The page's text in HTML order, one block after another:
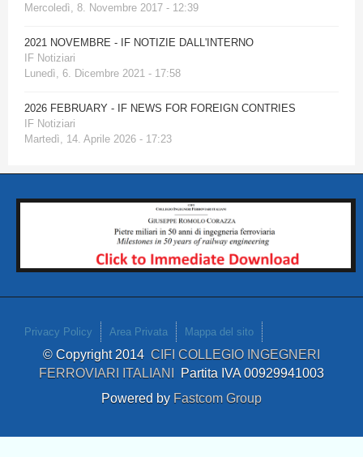
Mercoledì, 8. Novembre 2017 - 12:39
2021 NOVEMBRE - IF NOTIZIE DALL'INTERNO
IF Notiziari
Lunedì, 6. Dicembre 2021 - 17:58
2026 FEBRUARY - IF NEWS FOR FOREIGN CONTRIES
IF Notiziari
Martedì, 14. Aprile 2026 - 17:23
Privacy Policy Area Privata Mappa del sito
© Copyright 2014 CIFI COLLEGIO INGEGNERI
FERROVIARI ITALIANI Partita IVA 00929941003
Powered by Fastcom Group